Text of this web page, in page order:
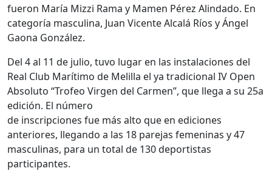
fueron María Mizzi Rama y Mamen Pérez Alindado. En
categoría masculina, Juan Vicente Alcalá Ríos y Ángel
Gaona González.
Del 4 al 11 de julio, tuvo lugar en las instalaciones del
Real Club Marítimo de Melilla el ya tradicional IV Open
Absoluto “Trofeo Virgen del Carmen”, que llega a su 25a
edición. El número
de inscripciones fue más alto que en ediciones
anteriores, llegando a las 18 parejas femeninas y 47
masculinas, para un total de 130 deportistas
participantes.